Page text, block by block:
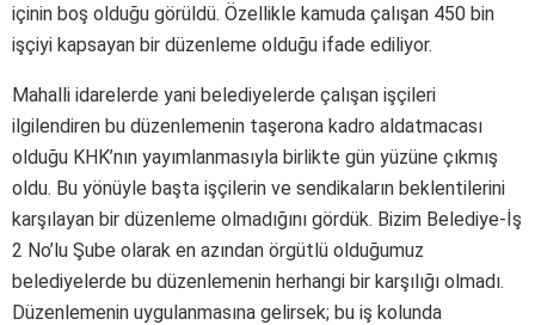
içinin boş olduğu görüldü. Özellikle kamuda çalışan 450 bin
işçiyi kapsayan bir düzenleme olduğu ifade ediliyor.
Mahalli idarelerde yani belediyelerde çalışan işçileri
ilgilendiren bu düzenlemenin taşerona kadro aldatmacası
olduğu KHK’nın yayımlanmasıyla birlikte gün yüzüne çıkmış
oldu. Bu yönüyle başta işçilerin ve sendikaların beklentilerini
karşılayan bir düzenleme olmadığını gördük. Bizim Belediye-İş
2 No’lu Şube olarak en azından örgütlü olduğumuz
belediyelerde bu düzenlemenin herhangi bir karşılığı olmadı.
Düzenlemenin uygulanmasına gelirsek; bu iş kolunda